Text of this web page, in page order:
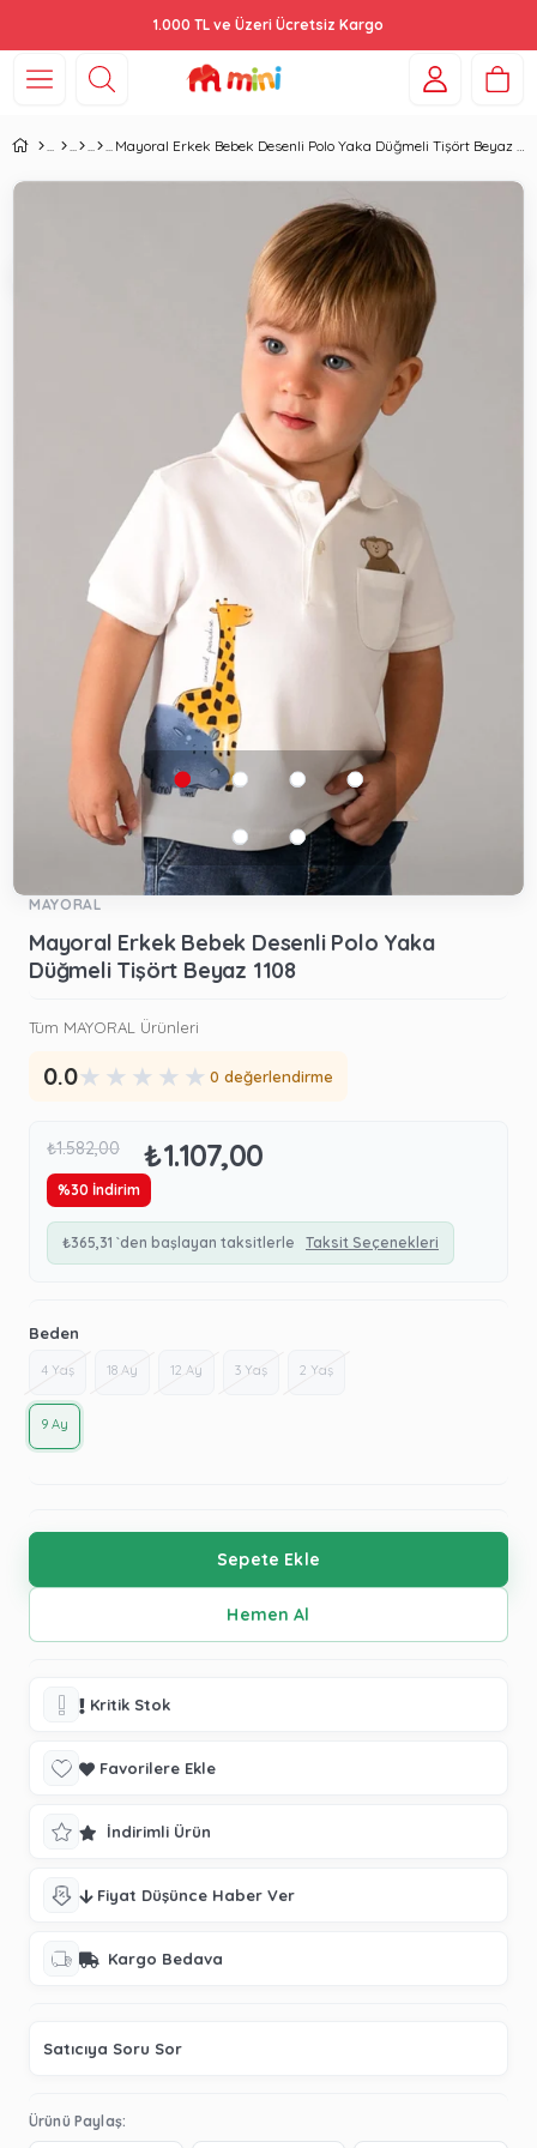
1.000 TL ve Üzeri Ücretsiz Kargo
Mayoral Erkek Bebek Desenli Polo Yaka Düğmeli Tişört Beyaz 1108
MAYORAL
Mayoral Erkek Bebek Desenli Polo Yaka
Düğmeli Tişört Beyaz 1108
Tüm MAYORAL Ürünleri
0.0★ ★ ★ ★ ★ 0 değerlendirme
₺1.582,00 ₺1.107,00
%30 İndirim
₺365,31 `den başlayan taksitlerle Taksit Seçenekleri
Beden
4 Yaş 18 Ay 12 Ay 3 Yaş 2 Yaş
9 Ay
Kritik Stok
Favorilere Ekle
İndirimli Ürün
Fiyat Düşünce Haber Ver
Kargo Bedava
Satıcıya Soru Sor
Ürünü Paylaş: